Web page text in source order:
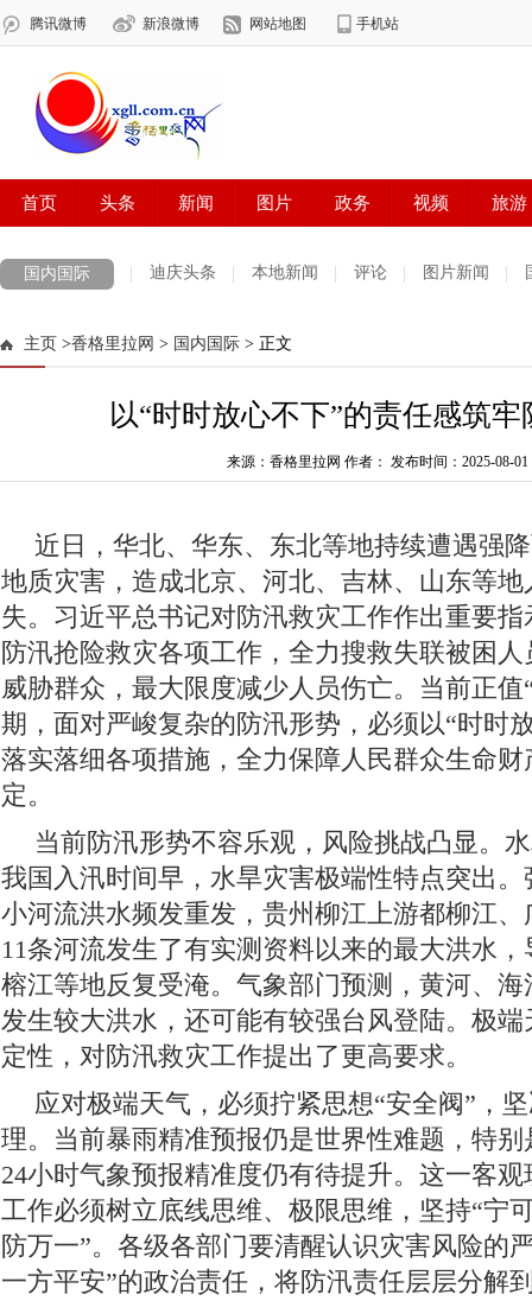
国内国际 迪庆头条 本地新闻 评论 图片新闻
主页 >香格里拉网 > 国内国际 > 正文
以“时时放心不下”的责任感筑
来源：香格里拉网 作者： 发布时间：2025-08-01
近日，华北、华东、东北等地持续遭遇强
地质灾害，造成北京、河北、吉林、山东等
失。习近平总书记对防汛救灾工作作出重要
防汛抢险救灾各项工作，全力搜救失联被困
威胁群众，最大限度减少人员伤亡。当前正值
期，面对严峻复杂的防汛形势，必须以“时时
落实落细各项措施，全力保障人民群众生命
定。
当前防汛形势不容乐观，风险挑战凸显。
我国入汛时间早，水旱灾害极端性特点突出
小河流洪水频发重发，贵州柳江上游都柳江
11条河流发生了有实测资料以来的最大洪水
榕江等地反复受淹。气象部门预测，黄河、
发生较大洪水，还可能有较强台风登陆。极
定性，对防汛救灾工作提出了更高要求。
应对极端天气，必须拧紧思想“安全阀”，
理。当前暴雨精准预报仍是世界性难题，特
24小时气象预报精准度仍有待提升。这一客
工作必须树立底线思维、极限思维，坚持“宁
防万一”。各级各部门要清醒认识灾害风险的
一方平安”的政治责任，将防汛责任层层分解